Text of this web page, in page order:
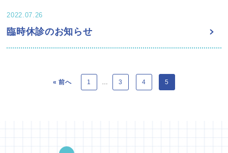
2022.07.26
臨時休診のお知らせ
« 前へ 1 3 4 5